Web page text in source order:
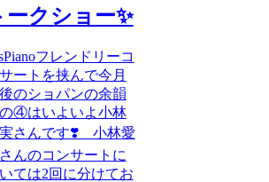
ークショー✨
フレンドリーコ
ートを挟んで今月
のショパンの余韻
④はいよいよ小林
さんです❣️ 小林愛
んのコンサートに
ては2回に分けてお